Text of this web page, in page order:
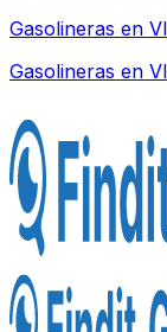
Gasolineras en
Gasolineras en